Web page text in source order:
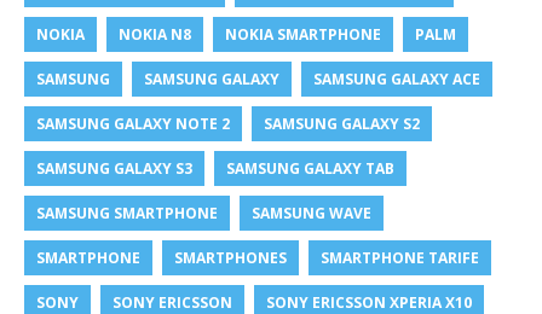
NOKIA NOKIA N8 NOKIA SMARTPHONE PALM
SAMSUNG SAMSUNG GALAXY SAMSUNG GALAXY ACE
SAMSUNG GALAXY NOTE 2 SAMSUNG GALAXY S2
SAMSUNG GALAXY S3 SAMSUNG GALAXY TAB
SAMSUNG SMARTPHONE SAMSUNG WAVE
SMARTPHONE SMARTPHONES SMARTPHONE TARIFE
SONY SONY ERICSSON SONY ERICSSON XPERIA X10